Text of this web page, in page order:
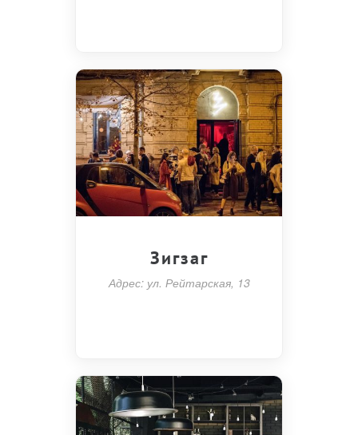
Зигзаг
Адрес: ул. Рейтарская, 13